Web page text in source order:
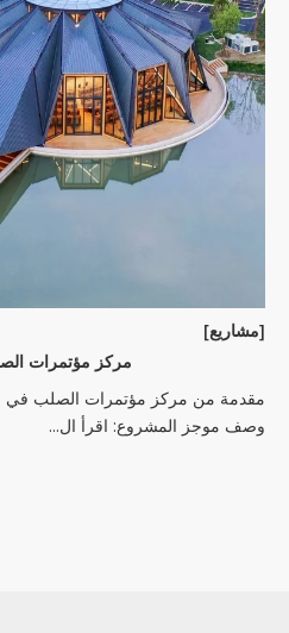
[مشاريع]
مركز مؤتمرات
مقدمة من مركز مؤتمرات الصلب في
وصف موجز المشروع: اقرأ ال...